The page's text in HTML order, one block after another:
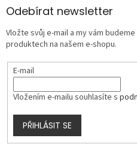
aOdebírat newsletter
Vložte svůj e-mail a my vám
produktech na našem e-shopu.
E-mail
Vložením e-mailu souhlasíte s
PŘIHLÁSIT SE